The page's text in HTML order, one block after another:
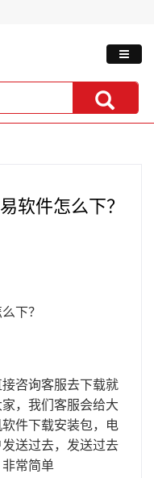
软件怎么下？
下？
咨询客服去下载就
，我们客服会给大
件下载安装包，电
送过去，发送过去
常简单